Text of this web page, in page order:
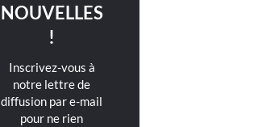
NOUVELLES
!
Inscrivez-vous à
notre lettre de
diffusion par e-mail
pour ne rien